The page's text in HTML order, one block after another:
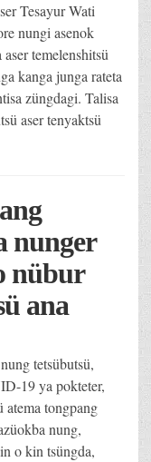
Tesayur Wati
nungi asenok
temelenshitsü
kanga junga rateta
züngdagi. Talisa
aser tenyaktsü
nunger
nübur
ana
tetsübutsü,
19 ya pokteter,
atema tongpang
nung,
o kin tsüngda,